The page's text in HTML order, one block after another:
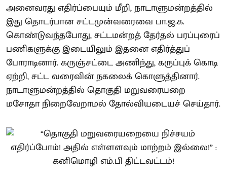
அனைவரது எதிர்ப்பையும் மீறி, நாடாளுமன்றத்தில்
இது தொடர்பான சட்டமுன்வரைவை பா.ஜ.க.
கொண்டுவந்தபோது, சட்டமன்றத் தேர்தல் பரப்புரைப்
பணிகளுக்கு இடையிலும் இதனை எதிர்த்துப்
போராடினார். கருஞ்சட்டை அணிந்து, கருப்புக் கொடி
ஏற்றி, சட்ட வரைவின் நகலைக் கொளுத்தினார்.
நாடாளுமன்றத்தில் தொகுதி மறுவரையறை
மசோதா நிறைவேறாமல் தோல்வியடையச் செய்தார்.